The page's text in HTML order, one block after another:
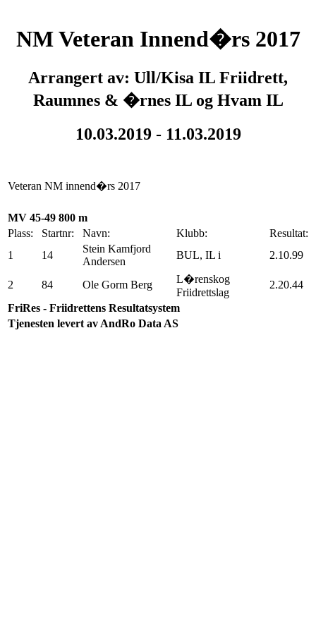
NM Veteran Innend�rs 2017
Arrangert av: Ull/Kisa IL Friidrett,
Raumnes & �rnes IL og Hvam IL
10.03.2019 - 11.03.2019
Veteran NM innend�rs 2017
MV 45-49 800 m
Plass:
Startnr: Navn: Klubb:
Resultat:
1
14
Stein Kamfjord
Andersen
BUL, IL i 2.10.99
2 84 Ole Gorm Berg
L�renskog
Friidrettslag
2.20.44
FriRes - Friidrettens Resultatsystem
Tjenesten levert av AndRo Data AS